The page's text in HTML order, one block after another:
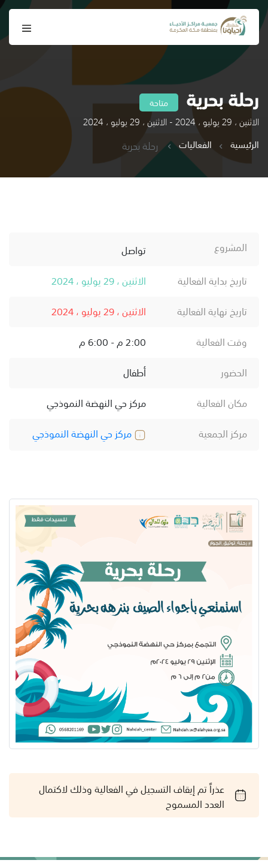
رحلة بحرية متاحة
الاثنين ، 29 يوليو ، 2024 - الاثنين ، 29 يوليو ، 2024
الرئيسية
الفعاليات رحلة بحرية
المشروع
تواصل
تاريخ بداية الفعالية
الاثنين ، 29 يوليو ، 2024
تاريخ نهاية الفعالية
الاثنين ، 29 يوليو ، 2024
وقت الفعالية
2:00 م - 6:00 م
الحضور
أطفال
مكان الفعالية
مركز حي النهضة النموذجي
مركز الجمعية
مركز حي النهضة النموذجي
عذراً تم إيقاف التسجيل في الفعالية وذلك لاكتمال
العدد المسموح